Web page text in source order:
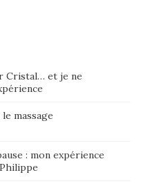
Cristal… et je ne
massage
: mon expérience
Philippe